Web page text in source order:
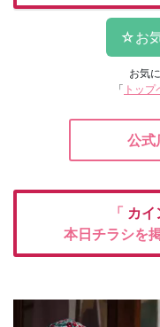
お気
「 トップ
公式
「 カ
本日チラシを